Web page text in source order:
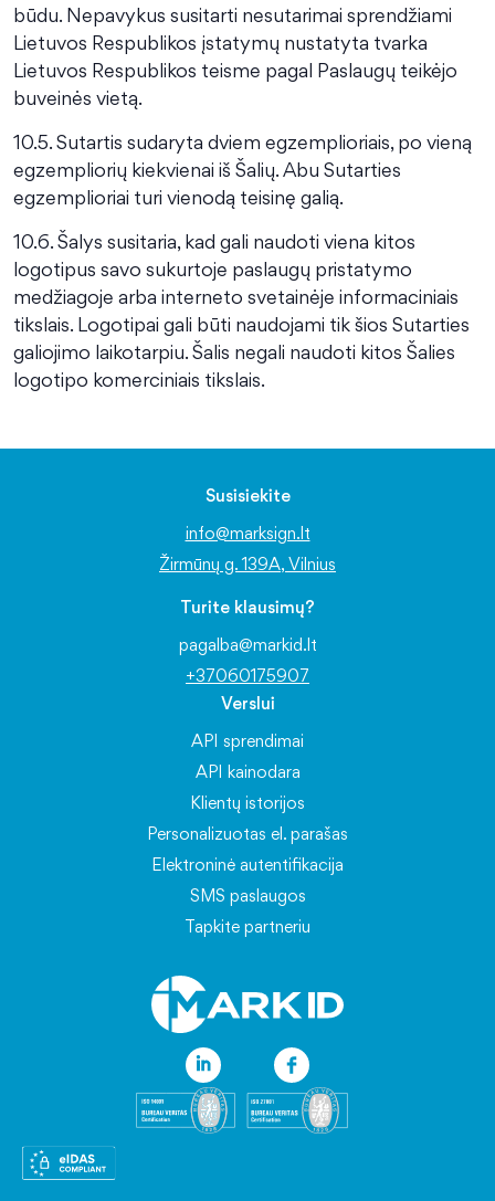
būdu. Nepavykus susitarti nesutarimai sprendžiami
Lietuvos Respublikos įstatymų nustatyta tvarka
Lietuvos Respublikos teisme pagal Paslaugų teikėjo
buveinės vietą.
10.5. Sutartis sudaryta dviem egzemplioriais, po vieną
egzempliorių kiekvienai iš Šalių. Abu Sutarties
egzemplioriai turi vienodą teisinę galią.
10.6. Šalys susitaria, kad gali naudoti viena kitos
logotipus savo sukurtoje paslaugų pristatymo
medžiagoje arba interneto svetainėje informaciniais
tikslais. Logotipai gali būti naudojami tik šios Sutarties
galiojimo laikotarpiu. Šalis negali naudoti kitos Šalies
logotipo komerciniais tikslais.
Susisiekite
info@marksign.lt
Žirmūnų g. 139A, Vilnius
Turite klausimų?
pagalba@markid.lt
+37060175907
Verslui
API sprendimai
API kainodara
Klientų istorijos
Personalizuotas el. parašas
Elektroninė autentifikacija
SMS paslaugos
Tapkite partneriu
Naujienos
DUK
Kodėl rinktis Mark Sign
Apie el. parašus
Asmens duomenų apsauga